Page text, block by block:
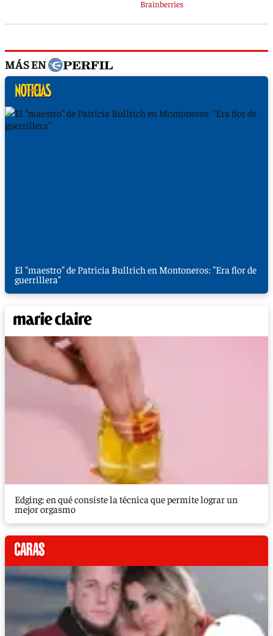
MÁS EN
El "maestro" de Patricia Bullrich en Montoneros: "Era flor de
guerrillera"
Edging: en qué consiste la técnica que permite lograr un
mejor orgasmo